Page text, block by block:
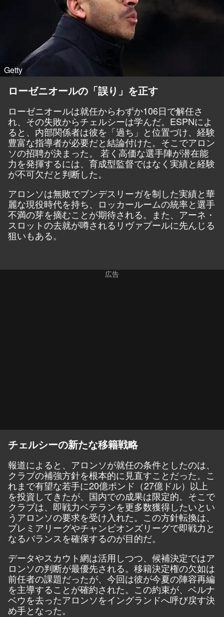
Getty
ローゼニオールの「誤り」を正す
ローゼニオールは就任からわずか106日で解任さ
れ、その失敗からチェルシーは学んだ。 ESPNによ
ると、内部関係者は彼を「過ち」と位置づけ、経験
豊富な指導者が必要だと結論付けた。そこでアロン
ソの招聘が決まった。 若く高価な選手陣が潜在能
力を発揮するには、育成型監督ではなく実績と経験
が不可欠だと判断した。
アロンソは無敗でブンデスリーガを制した実績と華
麗な現役時代を持ち、ロッカールームの統率と選手
不満の芽を摘むことが期待される。また、アーネ・
スロットの去就が噂されるリヴァプールに先んじる
狙いもある。
チェルシーの新たな移籍戦略
報道によると、アロンソが就任の条件としたのは、
クラブの補強方針を根本的に見直すことだった。こ
れまで有望な若手に20億ポンド（27億ドル）以上
を投資してきたが、国内での成果は限定的。そこで
クラブは、即戦力ベテランを更多数獲得したいとい
うアロンソの要求を受け入れた。この方針転換は、
プレミアリーグやチャンピオンズリーグで即戦力と
なるバランスを確保するのが目的だ。
データやスカウト網は活用しつつ、候補決定ではア
ロンソの判断が最優先される。移籍決定権の欠如は
前任者の課題だったが、今回は彼が今夏の陣容再編
を主導することが確約された。この約束が、ベルナ
ベウを去ったアロンソをイングランドへ呼び戻す決
め手となった。